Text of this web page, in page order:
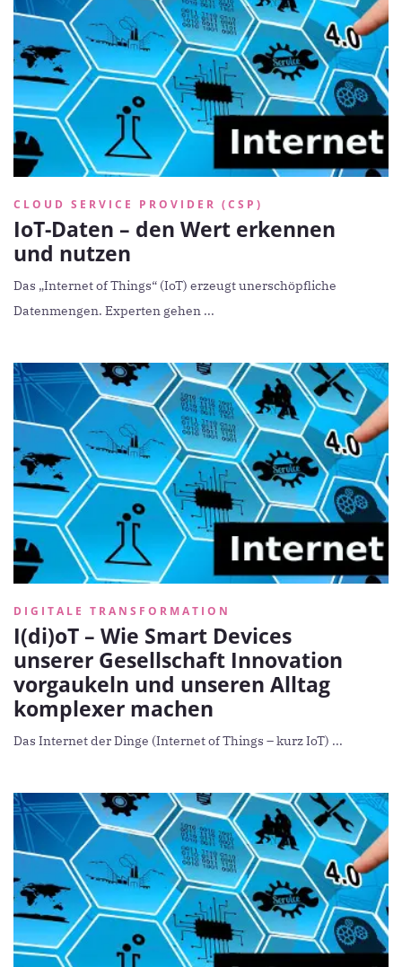
CLOUD SERVICE PROVIDER (CSP)
IoT-Daten – den Wert erkennen
und nutzen
Das „Internet of Things“ (IoT) erzeugt unerschöpfliche
Datenmengen. Experten gehen ...
DIGITALE TRANSFORMATION
I(di)oT – Wie Smart Devices
unserer Gesellschaft Innovation
vorgaukeln und unseren Alltag
komplexer machen
Das Internet der Dinge (Internet of Things – kurz IoT) ...